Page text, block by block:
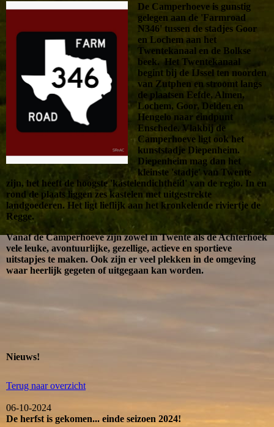
De Camperhoeve is gunstig
gelegen aan de 'Farmroad
N346' tussen de stadjes Goor
en Lochem aan het
Twentekanaal en de Bolkse
beek. Het Twentekanaal
begint bij de IJssel ten noorden
van Zutphen en stroomt langs
de plaatsen Eefde, Almen,
Lochem, Goor, Delden en
Hengelo naar eindpunt
Enschede. Vlakbij de
Camperhoeve ligt ook het
kunststadje Diepenheim.
Diepenheim mag dan het
kleinste 'stadje' van Twente
zijn, het heeft de hoogste 'kastelendichtheid' van de regio. In en
rond de plaats liggen zes kastelen met uitgestrekte
landgoederen. Het ligt lieflijk aan het kronkelende riviertje de
Regge.
Vanaf de Camperhoeve zijn zowel in Twente als de Achterhoek
vele leuke, avontuurlijke, gezellige, actieve en sportieve
uitstapjes te maken. Ook zijn er veel plekken in de omgeving
waar heerlijk gegeten of uitgegaan kan worden.
Nieuws!
Terug naar overzicht
06-10-2024
De herfst is gekomen... einde seizoen 2024!